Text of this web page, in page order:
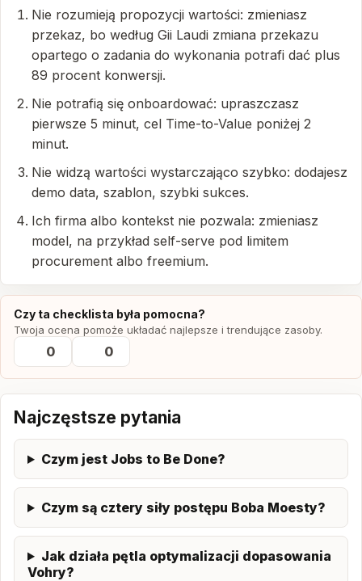
Nie rozumieją propozycji wartości: zmieniasz
przekaz, bo według Gii Laudi zmiana przekazu
opartego o zadania do wykonania potrafi dać plus
89 procent konwersji.
Nie potrafią się onboardować: upraszczasz
pierwsze 5 minut, cel Time-to-Value poniżej 2
minut.
Nie widzą wartości wystarczająco szybko: dodajesz
demo data, szablon, szybki sukces.
Ich firma albo kontekst nie pozwala: zmieniasz
model, na przykład self-serve pod limitem
procurement albo freemium.
Czy ta checklista była pomocna?
Twoja ocena pomoże układać najlepsze i trendujące zasoby.
0 0
Najczęstsze pytania
Czym jest Jobs to Be Done?
Czym są cztery siły postępu Boba Moesty?
Jak działa pętla optymalizacji dopasowania
Vohry?